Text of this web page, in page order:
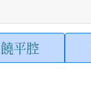
饒平腔